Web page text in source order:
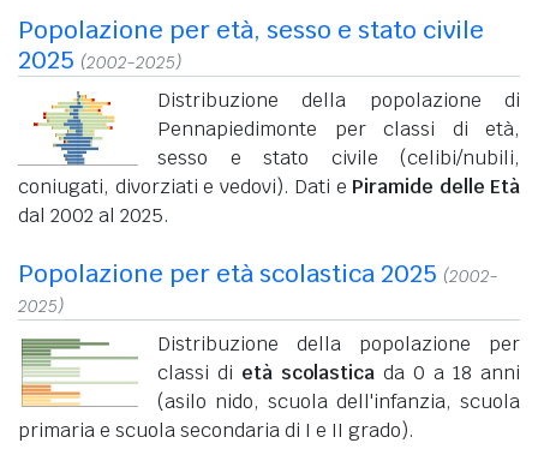
Popolazione per età, sesso e stato civile
2025 (2002-2025)
Distribuzione della popolazione di
Pennapiedimonte per classi di età,
sesso e stato civile (celibi/nubili,
coniugati, divorziati e vedovi). Dati e Piramide delle Età
dal 2002 al 2025.
Popolazione per età scolastica 2025 (2002-
2025)
Distribuzione della popolazione per
classi di età scolastica da 0 a 18 anni
(asilo nido, scuola dell'infanzia, scuola
primaria e scuola secondaria di I e II grado).